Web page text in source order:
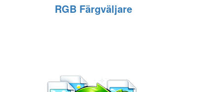
RGB Färgväljare